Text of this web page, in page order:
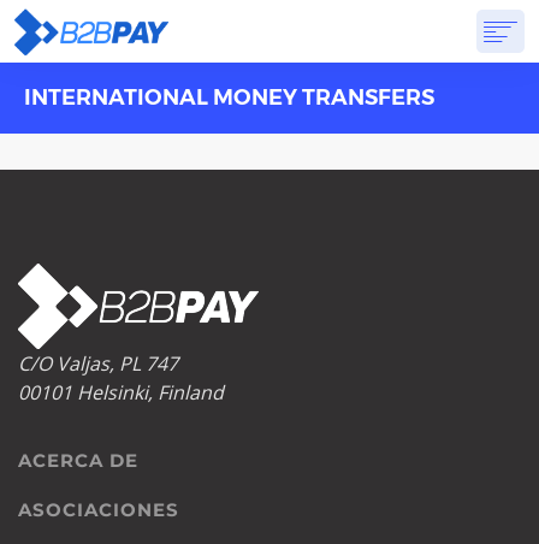
ACERCA DESOLUCIONESBANCA VIRTUALPRICING
INTERNATIONAL MONEY TRANSFERS
C/O Valjas, PL 747
00101 Helsinki, Finland
ACERCA DE
ASOCIACIONES